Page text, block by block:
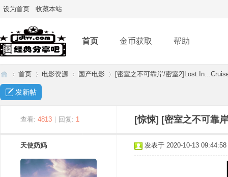
设为首页 收藏本站
首页 金币获取 帮助
首页
›
电影资源
›
国产电影 [密室之不可靠岸/密室
发新帖
查看: 4813 回复: 1 [惊悚] [密室之不可靠
天使奶妈 发表于 2020-10-13 09:44:58